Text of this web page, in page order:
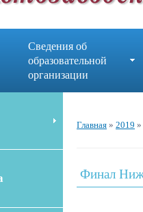
Сведения об
образовательной
организации
Главная » 2019 »
Финал